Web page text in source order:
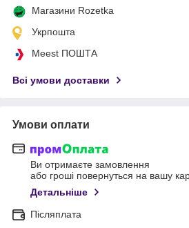
Магазини Rozetka
Укрпошта
Meest ПОШТА
Всі умови доставки
Умови оплати
Ви отримаєте замовлення
або гроші повернуться на вашу
Детальніше
Післяплата